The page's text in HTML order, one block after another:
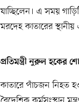
যাচ্ছিলেন। এ সময়
মরদেহ কাতারের
প্রতিমন্ত্রী নুরুল হকের
কাতারে পাঁচজন নিহত